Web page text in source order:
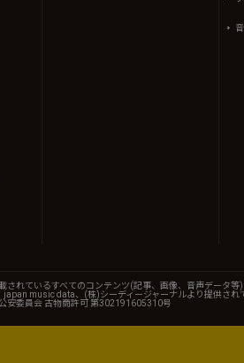
されているすべてのコンテンツ(記事、画像、音声データ
japan music data、(株)シーディージャーナルより提供され
安委員会 古物商許可 第302191605310号